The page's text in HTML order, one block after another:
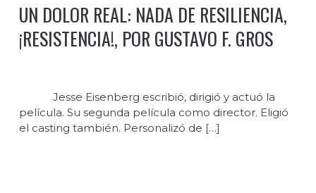
UN DOLOR REAL: NADA DE RESILIENCIA,
¡RESISTENCIA!, POR GUSTAVO F. GROS
Jesse Eisenberg escribió, dirigió y actuó la
película. Su segunda película como director. Eligió
el casting también. Personalizó de […]